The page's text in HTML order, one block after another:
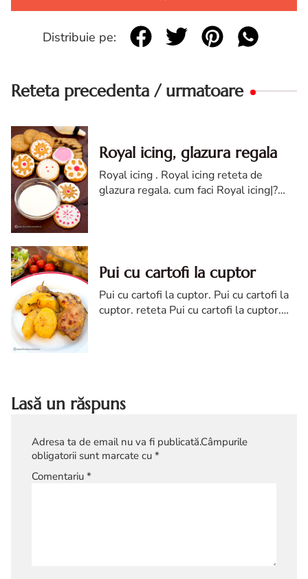
Distribuie pe:
Reteta precedenta / urmatoare
Royal icing, glazura regala
Royal icing . Royal icing reteta de
glazura regala. cum faci Royal icing|?
Pui cu cartofi la cuptor
Pui cu cartofi la cuptor. Pui cu cartofi la
cuptor. reteta Pui cu cartofi la cuptor.
Lasă un răspuns
Adresa ta de email nu va fi publicată.Câmpurile
obligatorii sunt marcate cu *
Comentariu *